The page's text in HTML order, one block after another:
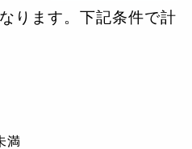
ります。下記条件で計
満